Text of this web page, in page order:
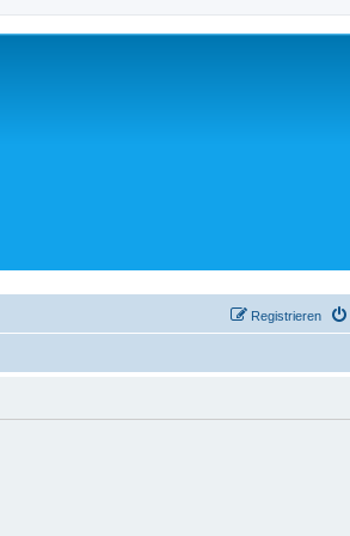
Registrieren